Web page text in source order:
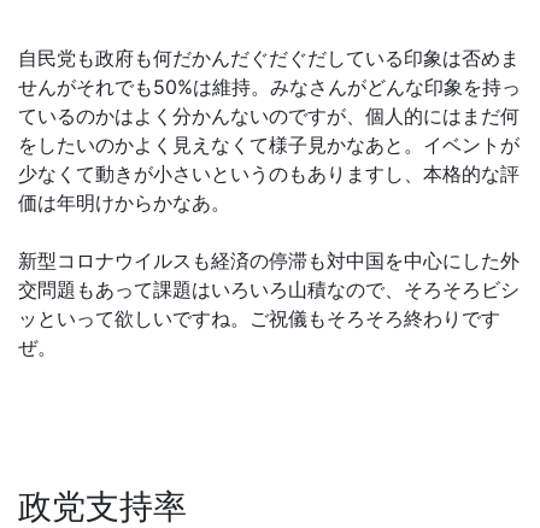
自民党も政府も何だかんだぐだぐだしている印象は否めま
せんがそれでも50%は維持。みなさんがどんな印象を持っ
ているのかはよく分かんないのですが、個人的にはまだ何
をしたいのかよく見えなくて様子見かなあと。イベントが
少なくて動きが小さいというのもありますし、本格的な評
価は年明けからかなあ。
新型コロナウイルスも経済の停滞も対中国を中心にした外
交問題もあって課題はいろいろ山積なので、そろそろビシ
ッといって欲しいですね。ご祝儀もそろそろ終わりです
ぜ。
政党支持率